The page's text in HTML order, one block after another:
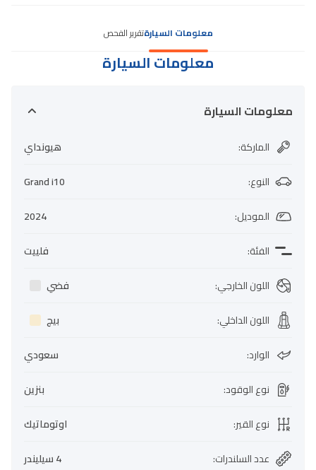
معلومات السيارةتقرير الفحص
معلومات السيارة
معلومات السيارة
الماركة:
هيونداي
النوع:
Grand i10
الموديل:
2024
الفئة:
فلييت
اللون الخارجي:
فضي
اللون الداخلي:
بيج
الوارد:
سعودي
نوع الوقود:
بنزين
نوع القير:
اوتوماتيك
عدد السلندرات:
4 سيليندر